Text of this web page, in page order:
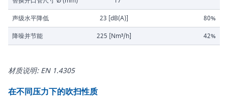
声级水平降低
23 [dB(A)]
80%
降噪并节能
225 [Nm³/h] 42%
材质说明: EN 1.4305
在不同压力下的吹扫性质